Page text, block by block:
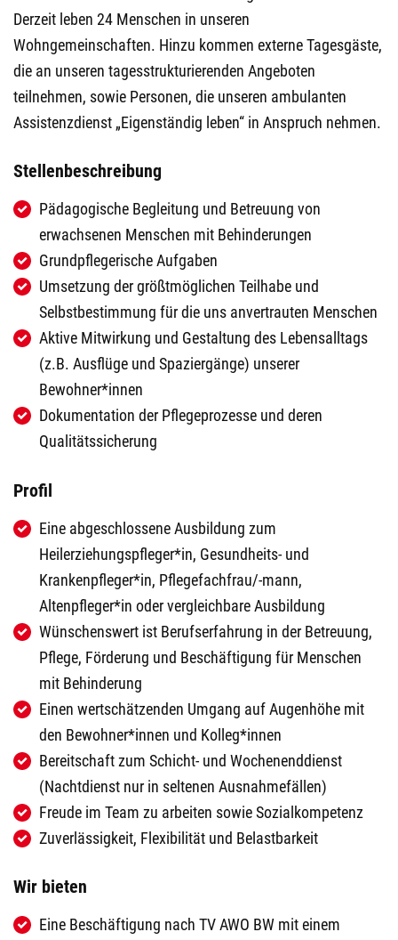
Derzeit leben 24 Menschen in unseren
Wohngemeinschaften. Hinzu kommen externe Tagesgäste,
die an unseren tagesstrukturierenden Angeboten
teilnehmen, sowie Personen, die unseren ambulanten
Assistenzdienst „Eigenständig leben“ in Anspruch nehmen.
Stellenbeschreibung
Pädagogische Begleitung und Betreuung von
erwachsenen Menschen mit Behinderungen
Grundpflegerische Aufgaben
Umsetzung der größtmöglichen Teilhabe und
Selbstbestimmung für die uns anvertrauten Menschen
Aktive Mitwirkung und Gestaltung des Lebensalltags
(z.B. Ausflüge und Spaziergänge) unserer
Bewohner*innen
Dokumentation der Pflegeprozesse und deren
Qualitätssicherung
Profil
Eine abgeschlossene Ausbildung zum
Heilerziehungspfleger*in, Gesundheits- und
Krankenpfleger*in, Pflegefachfrau/-mann,
Altenpfleger*in oder vergleichbare Ausbildung
Wünschenswert ist Berufserfahrung in der Betreuung,
Pflege, Förderung und Beschäftigung für Menschen
mit Behinderung
Einen wertschätzenden Umgang auf Augenhöhe mit
den Bewohner*innen und Kolleg*innen
Bereitschaft zum Schicht- und Wochenenddienst
(Nachtdienst nur in seltenen Ausnahmefällen)
Freude im Team zu arbeiten sowie Sozialkompetenz
Zuverlässigkeit, Flexibilität und Belastbarkeit
Wir bieten
Eine Beschäftigung nach TV AWO BW mit einem